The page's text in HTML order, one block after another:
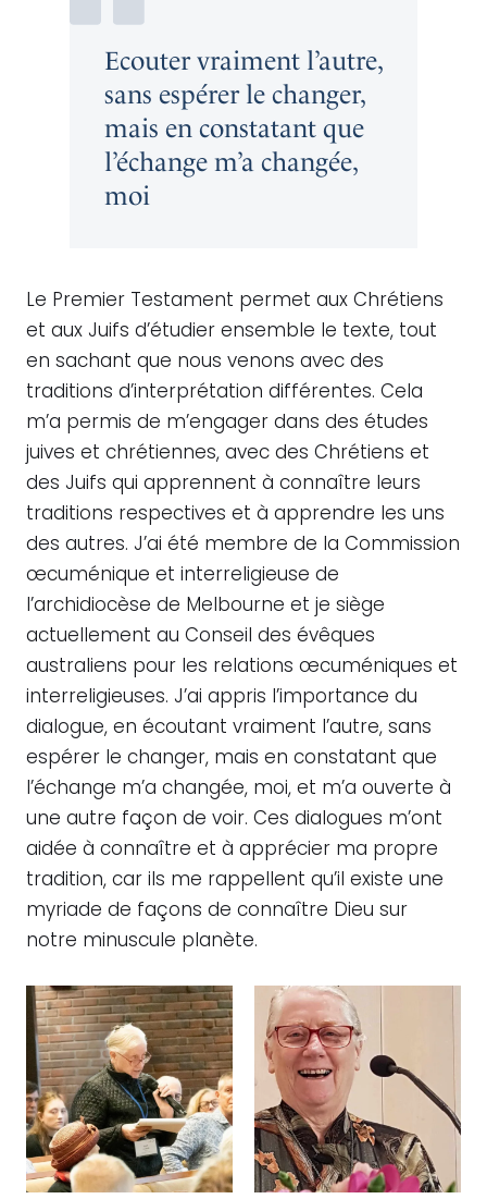
Ecouter vraiment l’autre,
sans espérer le changer,
mais en constatant que
l’échange m’a changée,
moi
Le Premier Testament permet aux Chrétiens
et aux Juifs d’étudier ensemble le texte, tout
en sachant que nous venons avec des
traditions d’interprétation différentes. Cela
m’a permis de m’engager dans des études
juives et chrétiennes, avec des Chrétiens et
des Juifs qui apprennent à connaître leurs
traditions respectives et à apprendre les uns
des autres. J’ai été membre de la Commission
œcuménique et interreligieuse de
l’archidiocèse de Melbourne et je siège
actuellement au Conseil des évêques
australiens pour les relations œcuméniques et
interreligieuses. J’ai appris l’importance du
dialogue, en écoutant vraiment l’autre, sans
espérer le changer, mais en constatant que
l’échange m’a changée, moi, et m’a ouverte à
une autre façon de voir. Ces dialogues m’ont
aidée à connaître et à apprécier ma propre
tradition, car ils me rappellent qu’il existe une
myriade de façons de connaître Dieu sur
notre minuscule planète.